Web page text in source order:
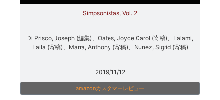
Simpsonistas, Vol. 2
Di Prisco, Joseph (編集)、Oates, Joyce Carol (寄稿)、Lalami,
Laila (寄稿)、Marra, Anthony (寄稿)、Nunez, Sigrid (寄稿)
2019/11/12
amazonカスタマーレビュー